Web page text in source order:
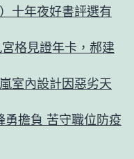
十年夜好書評選有
格見證年卡，郝建
室內設計因惡劣天
勇擔負 苦守職位防疫